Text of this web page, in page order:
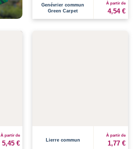
Genévrier commun
Green Carpet
À partir de
4,54 €
À partir de
5,45 € Lierre commun
À partir de
1,77 €